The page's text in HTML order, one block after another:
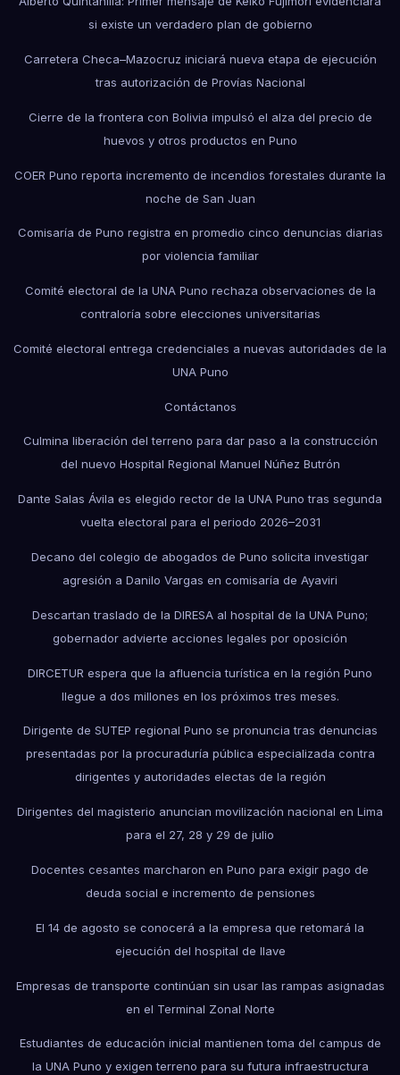
si existe un verdadero plan de gobierno
Carretera Checa–Mazocruz iniciará nueva etapa de ejecución
tras autorización de Provías Nacional
Cierre de la frontera con Bolivia impulsó el alza del precio de
huevos y otros productos en Puno
COER Puno reporta incremento de incendios forestales durante la
noche de San Juan
Comisaría de Puno registra en promedio cinco denuncias diarias
por violencia familiar
Comité electoral de la UNA Puno rechaza observaciones de la
contraloría sobre elecciones universitarias
Comité electoral entrega credenciales a nuevas autoridades de la
UNA Puno
Contáctanos
Culmina liberación del terreno para dar paso a la construcción
del nuevo Hospital Regional Manuel Núñez Butrón
Dante Salas Ávila es elegido rector de la UNA Puno tras segunda
vuelta electoral para el periodo 2026–2031
Decano del colegio de abogados de Puno solicita investigar
agresión a Danilo Vargas en comisaría de Ayaviri
Descartan traslado de la DIRESA al hospital de la UNA Puno;
gobernador advierte acciones legales por oposición
DIRCETUR espera que la afluencia turística en la región Puno
llegue a dos millones en los próximos tres meses.
Dirigente de SUTEP regional Puno se pronuncia tras denuncias
presentadas por la procuraduría pública especializada contra
dirigentes y autoridades electas de la región
Dirigentes del magisterio anuncian movilización nacional en Lima
para el 27, 28 y 29 de julio
Docentes cesantes marcharon en Puno para exigir pago de
deuda social e incremento de pensiones
El 14 de agosto se conocerá a la empresa que retomará la
ejecución del hospital de Ilave
Empresas de transporte continúan sin usar las rampas asignadas
en el Terminal Zonal Norte
Estudiantes de educación inicial mantienen toma del campus de
la UNA Puno y exigen terreno para su futura infraestructura